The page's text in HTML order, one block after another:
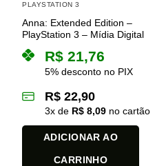
PLAYSTATION 3
Anna: Extended Edition –
PlayStation 3 – Mídia Digital
R$ 21,76
5% desconto no PIX
R$ 22,90
3x de R$ 8,09 no cartão
ADICIONAR AO
CARRINHO